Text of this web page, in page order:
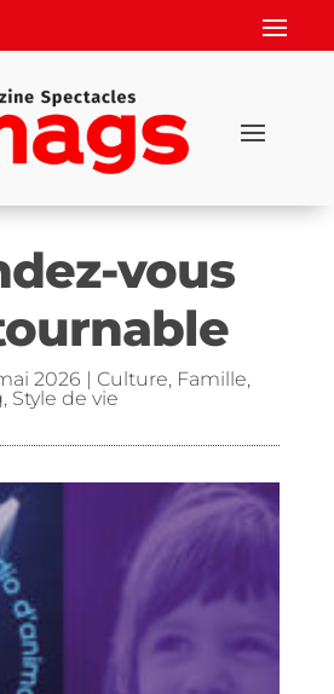
vous
2026 | Culture, Famille,
, Style de vie